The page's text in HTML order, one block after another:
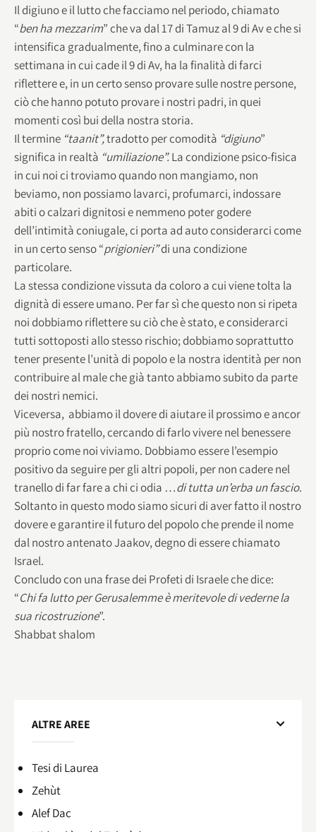
Il digiuno e il lutto che facciamo nel periodo, chiamato
“ben ha mezzarim” che va dal 17 di Tamuz al 9 di Av e che si
intensifica gradualmente, fino a culminare con la
settimana in cui cade il 9 di Av, ha la finalità di farci
riflettere e, in un certo senso provare sulle nostre persone,
ciò che hanno potuto provare i nostri padri, in quei
momenti così bui della nostra storia.
Il termine “taanit”,tradotto per comodità “digiuno”
significa in realtà “umiliazione”.La condizione psico-fisica
in cui noi ci troviamo quando non mangiamo, non
beviamo, non possiamo lavarci, profumarci, indossare
abiti o calzari dignitosi e nemmeno poter godere
dell’intimità coniugale, ci porta ad auto considerarci come
in un certo senso “prigionieri”di una condizione
particolare.
La stessa condizione vissuta da coloro a cui viene tolta la
dignità di essere umano. Per far sì che questo non si ripeta
noi dobbiamo riflettere su ciò che è stato, e considerarci
tutti sottoposti allo stesso rischio; dobbiamo soprattutto
tener presente l’unità di popolo e la nostra identità per non
contribuire al male che già tanto abbiamo subito da parte
dei nostri nemici.
Viceversa, abbiamo il dovere di aiutare il prossimo e ancor
più nostro fratello, cercando di farlo vivere nel benessere
proprio come noi viviamo. Dobbiamo essere l’esempio
positivo da seguire per gli altri popoli, per non cadere nel
tranello di far fare a chi ci odia …di tutta un’erba un fascio.
Soltanto in questo modo siamo sicuri di aver fatto il nostro
dovere e garantire il futuro del popolo che prende il nome
dal nostro antenato Jaakov, degno di essere chiamato
Israel.
Concludo con una frase dei Profeti di Israele che dice:
“Chi fa lutto per Gerusalemme è meritevole di vederne la
sua ricostruzione”.
Shabbat shalom
ALTRE AREE
Tesi di Laurea
Zehùt
Alef Dac